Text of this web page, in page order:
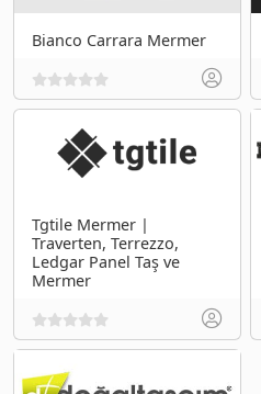
Bianco Carrara Mermer
Tgtile Mermer |
Traverten, Terrezzo,
Ledgar Panel Taş ve
Mermer